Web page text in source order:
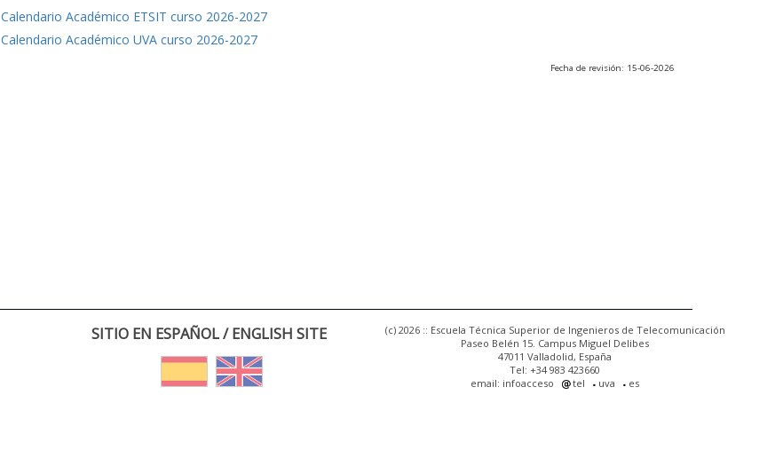
Calendario Académico ETSIT curso 2026-2027
Calendario Académico UVA curso 2026-2027
Fecha de revisión: 15-06-2026
SITIO EN ESPAÑOL / ENGLISH SITE
(c) 2026 :: Escuela Técnica Superior de Ingenieros de Telecomunicación
Paseo Belén 15. Campus Miguel Delibes
47011 Valladolid, España
Tel: +34 983 423660
email: infoacceso
tel uva es